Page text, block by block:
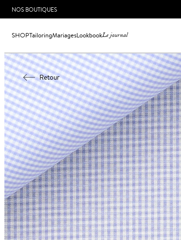
NOS BOUTIQUES
SHOPTailoringMariagesLookbookLe journal
Retour